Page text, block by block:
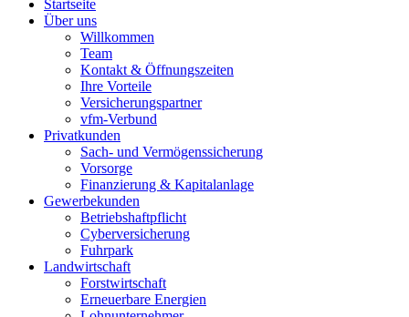
Startseite
Über uns
Willkommen
Team
Kontakt & Öffnungszeiten
Ihre Vorteile
Versicherungspartner
vfm-Verbund
Privatkunden
Sach- und Vermögenssicherung
Vorsorge
Finanzierung & Kapitalanlage
Gewerbekunden
Betriebshaftpflicht
Cyberversicherung
Fuhrpark
Landwirtschaft
Forstwirtschaft
Erneuerbare Energien